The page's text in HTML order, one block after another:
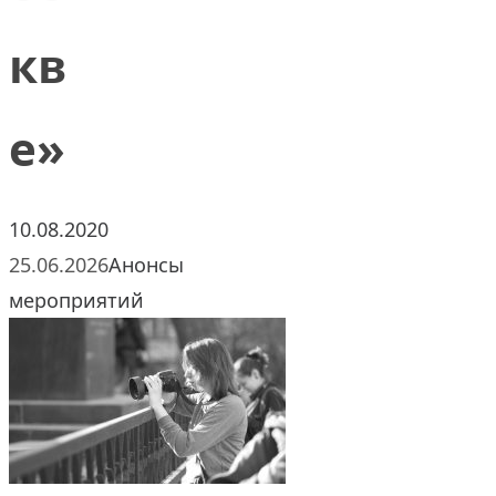
кв
е»
10.08.2020
25.06.2026Анонсы
мероприятий